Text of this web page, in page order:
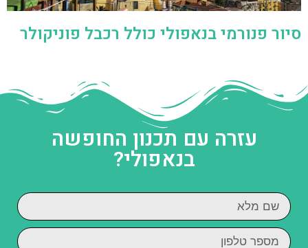
סיור פנורמי בנאפולי כולל רכבל פוניקולר
עזרה עם תכנון החופשה
בנאפולי?